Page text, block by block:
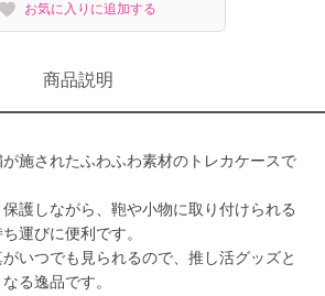
お気に入りに追加する
商品説明
施されたふわふわ素材のトレカケースで
護しながら、鞄や小物に取り付けられる
運びに便利です。
いつでも見られるので、推し活グッズと
る逸品です。